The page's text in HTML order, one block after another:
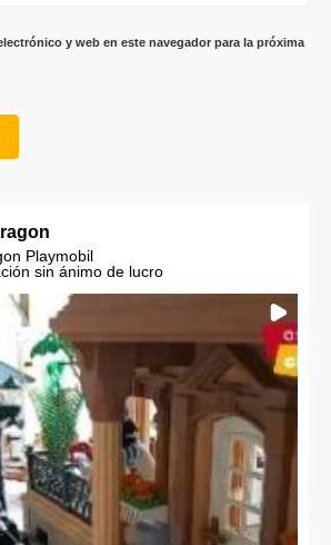
y web en este navegador para la próxima
Playmobil
sin ánimo de lucro